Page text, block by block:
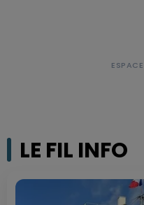
LE FIL INFO